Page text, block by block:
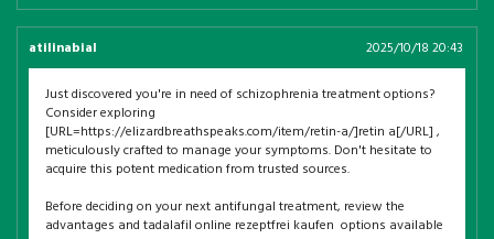
atilinabial 2025/10/18 20:43
Just discovered you're in need of schizophrenia treatment options?
Consider exploring
[URL=https://elizardbreathspeaks.com/item/retin-a/]retin a[/URL] ,
meticulously crafted to manage your symptoms. Don't hesitate to
acquire this potent medication from trusted sources.
Before deciding on your next antifungal treatment, review the
advantages and tadalafil online rezeptfrei kaufen options available